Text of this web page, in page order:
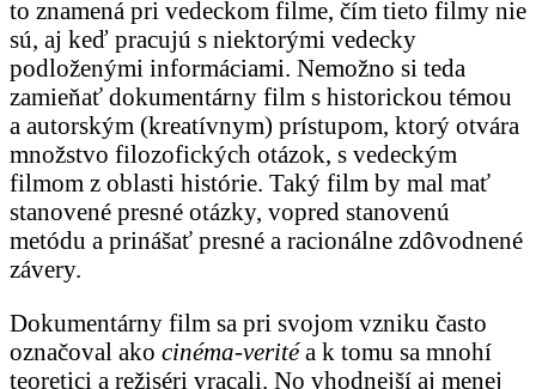
to znamená pri vedeckom filme, čím tieto filmy nie
sú, aj keď pracujú s niektorými vedecky
podloženými informáciami. Nemožno si teda
zamieňať dokumentárny film s historickou témou
a autorským (kreatívnym) prístupom, ktorý otvára
množstvo filozofických otázok, s vedeckým
filmom z oblasti histórie. Taký film by mal mať
stanovené presné otázky, vopred stanovenú
metódu a prinášať presné a racionálne zdôvodnené
závery.
Dokumentárny film sa pri svojom vzniku často
označoval ako cinéma-veritéa k tomu sa mnohí
teoretici a režiséri vracali. No vhodnejší aj menej